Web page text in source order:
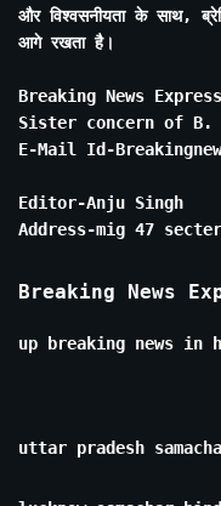
और विश्वसनीयता के साथ,
आगे रखता है।
Breaking News
Sister concern of B.
E-Mail Id-
Editor-Anju Singh
Address-mig 47
Breaking News
up breaking news in
uttar pradesh